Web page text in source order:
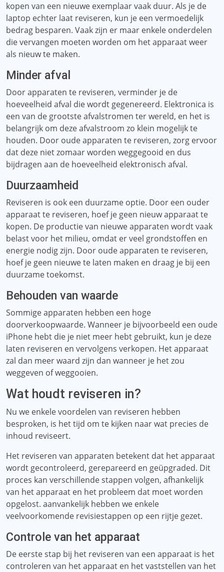
kopen van een nieuwe exemplaar vaak duur. Als je de
laptop echter laat reviseren, kun je een vermoedelijk
bedrag besparen. Vaak zijn er maar enkele onderdelen
die vervangen moeten worden om het apparaat weer
als nieuw te maken.
Minder afval
Door apparaten te reviseren, verminder je de
hoeveelheid afval die wordt gegenereerd. Elektronica is
een van de grootste afvalstromen ter wereld, en het is
belangrijk om deze afvalstroom zo klein mogelijk te
houden. Door oude apparaten te reviseren, zorg ervoor
dat deze niet zomaar worden weggegooid en dus
bijdragen aan de hoeveelheid elektronisch afval.
Duurzaamheid
Reviseren is ook een duurzame optie. Door een ouder
apparaat te reviseren, hoef je geen nieuw apparaat te
kopen. De productie van nieuwe apparaten wordt vaak
belast voor het milieu, omdat er veel grondstoffen en
energie nodig zijn. Door oude apparaten te reviseren,
hoef je geen nieuwe te laten maken en draag je bij een
duurzame toekomst.
Behouden van waarde
Sommige apparaten hebben een hoge
doorverkoopwaarde. Wanneer je bijvoorbeeld een oude
iPhone hebt die je niet meer hebt gebruikt, kun je deze
laten reviseren en vervolgens verkopen. Het apparaat
zal dan meer waard zijn dan wanneer je het zou
weggeven of weggooien.
Wat houdt reviseren in?
Nu we enkele voordelen van reviseren hebben
besproken, is het tijd om te kijken naar wat precies de
inhoud reviseert.
Het reviseren van apparaten betekent dat het apparaat
wordt gecontroleerd, gerepareerd en geüpgraded. Dit
proces kan verschillende stappen volgen, afhankelijk
van het apparaat en het probleem dat moet worden
opgelost. aanvankelijk hebben we enkele
veelvoorkomende revisiestappen op een rijtje gezet.
Controle van het apparaat
De eerste stap bij het reviseren van een apparaat is het
controleren van het apparaat en het vaststellen van het